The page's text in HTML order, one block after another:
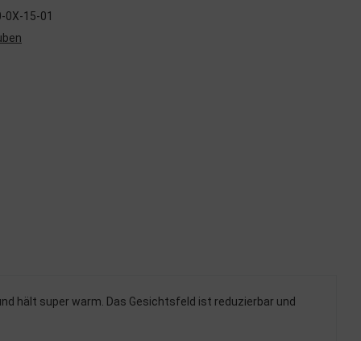
0X-15-01
hält super warm. Das Gesichtsfeld ist reduzierbar und